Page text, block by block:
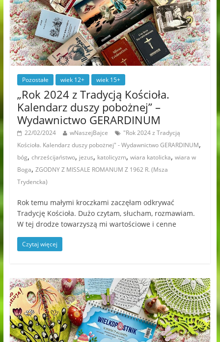
Pozostałe wiek 12+ wiek 15+
„Rok 2024 z Tradycją Kościoła.
Kalendarz duszy pobożnej” –
Wydawnictwo GERARDINUM
22/02/2024 wNaszejBajce
"Rok 2024 z Tradycją
Kościoła. Kalendarz duszy pobożnej" - Wydawnictwo GERARDINUM,
bóg, chrześcijaństwo, jezus, katolicyzm, wiara katolicka, wiara w
Boga, ZGODNY Z MISSALE ROMANUM Z 1962 R. (Msza
Trydencka)
Rok temu małymi kroczkami zaczęłam odkrywać
Tradycję Kościoła. Dużo czytam, słucham, rozmawiam.
W tej drodze towarzyszą mi wartościowe i cenne
Czytaj więcej